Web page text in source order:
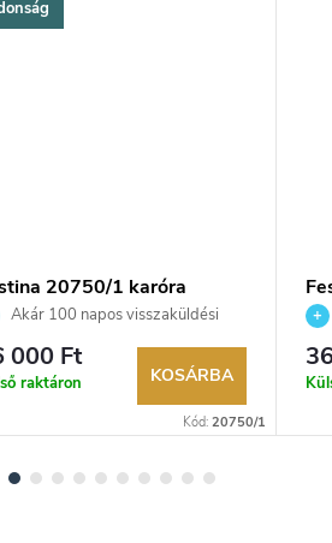
20750/1 karóra
Akár 100 napos visszaküldési
Hivatalos márkakereskedő.
000 Ft
raktáron KOSÁRBA
Kód: 20750/1